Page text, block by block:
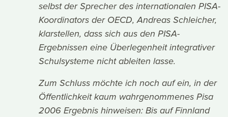
selbst der Sprecher des internationalen PISA-
Koordinators der OECD, Andreas Schleicher,
klarstellen, dass sich aus den PISA-
Ergebnissen eine Überlegenheit integrativer
Schulsysteme nicht ableiten lasse.
Zum Schluss möchte ich noch auf ein, in der
Öffentlichkeit kaum wahrgenommenes Pisa
2006 Ergebnis hinweisen: Bis auf Finnland